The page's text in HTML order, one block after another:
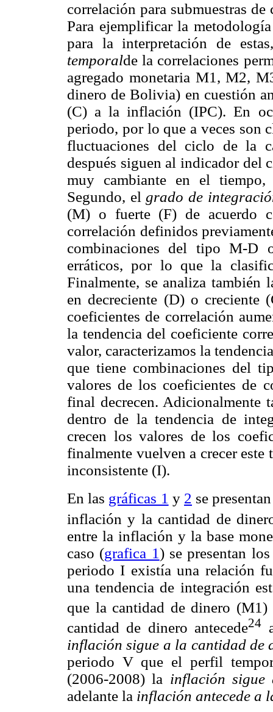
correlación para submuestras
Para ejemplificar la
para la interpretación de
temporalde la correlaciones
agregado monetaria M1, M2,
dinero de Bolivia) en cuestión
(C) a la inflación (IPC). En
periodo, por lo que a veces son
fluctuaciones del ciclo de la
después siguen al indicador del
muy cambiante en el
Segundo, elgrado de
(M) o fuerte (F) de acuerdo
correlación definidos
combinaciones del tipo M-D
erráticos, por lo que la
Finalmente, se analiza también
en decreciente (D) o creciente
coeficientes de correlación
la tendencia del coeficiente
valor, caracterizamos la
que tiene combinaciones del
valores de los coeficientes de
final decrecen. Adicionalmente
dentro de la tendencia de
crecen los valores de los
finalmente vuelven a crecer
inconsistente (I).
En las gráficas 1 y 2 se
inflación y la cantidad de
entre la inflación y la base
caso (grafica 1) se presentan
periodo I existía una relación
una tendencia de integración
que la cantidad de dinero (M1)
cantidad de dinero antecede24
inflación sigue a la cantidad de
periodo V que el perfil
(2006-2008) la inflación
adelante la inflación antecede a